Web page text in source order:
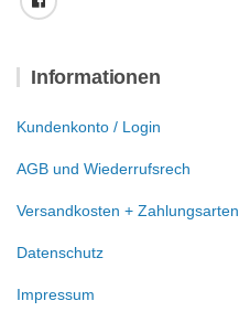
Informationen
Kundenkonto / Login
AGB und Wiederrufsrech
Versandkosten + Zahlungsarten
Datenschutz
Impressum